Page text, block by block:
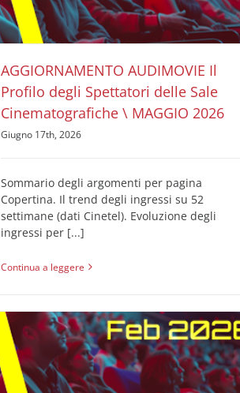
AUDIMOVIE Ricerche Pubblicità Cinema Il Profilo
degli Spettatori delle Sale Cinematografiche
AGGIORNAMENTO AUDIMOVIE Il
Profilo degli Spettatori delle Sale
Cinematografiche \ MAGGIO 2026
Giugno 17th, 2026
Sommario degli argomenti per pagina
Copertina. Il trend degli ingressi su 52
settimane (dati Cinetel). Evoluzione degli
ingressi per [...]
Continua a leggere
AGGIORNAMENTO AUDIMOVIE Il Profilo degli
Spettatori delle Sale Cinematografiche \